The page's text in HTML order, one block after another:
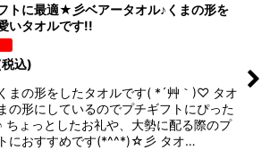
トに最適★彡ベアータオル♪くまの形を
いタオルです!!
込)
まの形をしたタオルです( *´艸｀)♡ タオ
の形にしているのでプチギフトにぴった
ちょっとしたお礼や、大勢に配る際のプ
におすすめです(*^^*)☆彡 タオ…